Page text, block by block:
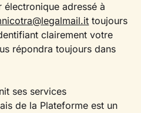
adressé à
toujours
clairement votre
répondra toujours dans
ses services
de la Plateforme est un